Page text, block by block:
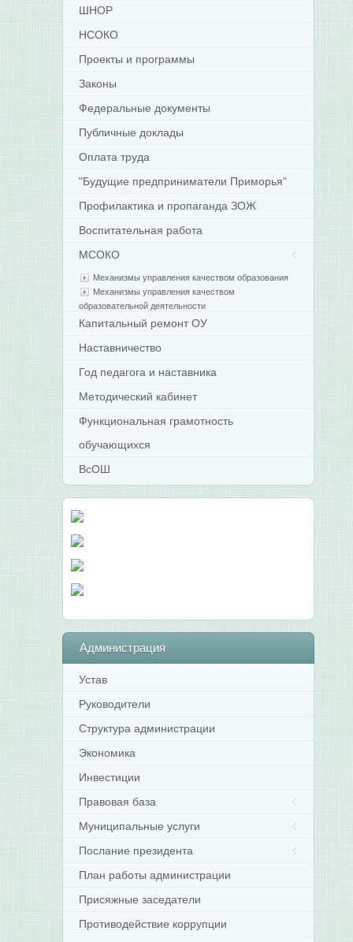
ШНОР
НСОКО
Проекты и программы
Законы
Федеральные документы
Публичные доклады
Оплата труда
"Будущие предприниматели Приморья"
Профилактика и пропаганда ЗОЖ
Воспитательная работа
МСОКО
Механизмы управления качеством образования
Механизмы управления качеством
образовательной деятельности
Капитальный ремонт ОУ
Наставничество
Год педагога и наставника
Методический кабинет
Функциональная грамотность
обучающихся
ВсОШ
Администрация
Устав
Руководители
Структура администрации
Экономика
Инвестиции
Правовая база
Муниципальные услуги
Послание президента
План работы администрации
Присяжные заседатели
Противодействие коррупции